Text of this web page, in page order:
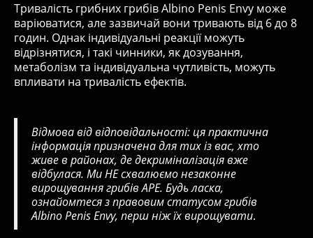
Тривалість грибних грибів Albino Penis Envy може
варіюватися, але зазвичай вони тривають від 6 до 8
годин. Однак індивідуальні реакції можуть
відрізнятися, і такі чинники, як дозування,
метаболізм та індивідуальна чутливість, можуть
впливати на тривалість ефектів.
Відмова від відповідальності: ця практична
інформація призначена для тих із вас, хто
живе в районах, де декриміналізація вже
відбулася. Ми НЕ схвалюємо незаконне
вирощування грибів APE. Будь ласка,
ознайомтеся з правовим статусом грибів
AlbinoPenisEnvy, перш ніж їх вирощувати.